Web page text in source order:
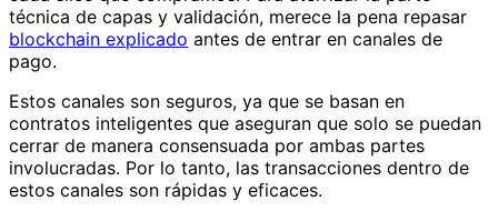
técnica de capas y validación, merece la pena repasar
blockchain explicado antes de entrar en canales de
pago.
Estos canales son seguros, ya que se basan en
contratos inteligentes que aseguran que solo se puedan
cerrar de manera consensuada por ambas partes
involucradas. Por lo tanto, las transacciones dentro de
estos canales son rápidas y eficaces.